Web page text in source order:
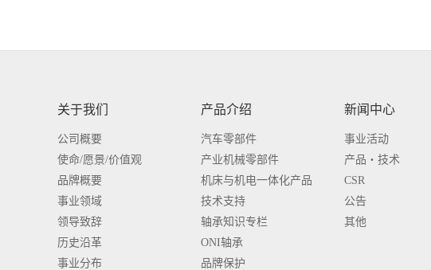
关于我们
公司概要
使命/愿景/价值观
品牌概要
事业领域
领导致辞
历史沿革
事业分布
产品介绍
汽车零部件
产业机械零部件
机床与机电一体化产品
技术支持
轴承知识专栏
ONI轴承
品牌保护
新闻中心
事业活动
产品・技术
CSR
公告
其他